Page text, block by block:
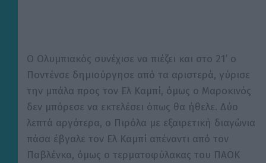
Ο Ολυμπιακός συνέχισε να πιέζει και στο 21’ ο
Ποντένσε δημιούργησε από τα αριστερά, γύρισε
την μπάλα προς τον Ελ Καμπί, όμως ο Μαροκινός
δεν μπόρεσε να εκτελέσει όπως θα ήθελε. Δύο
λεπτά αργότερα, ο Πιρόλα με εξαιρετική διαγώνια
πάσα έβγαλε τον Ελ Καμπί απέναντι από τον
Παβλένκα, όμως ο τερματοφύλακας του ΠΑΟΚ